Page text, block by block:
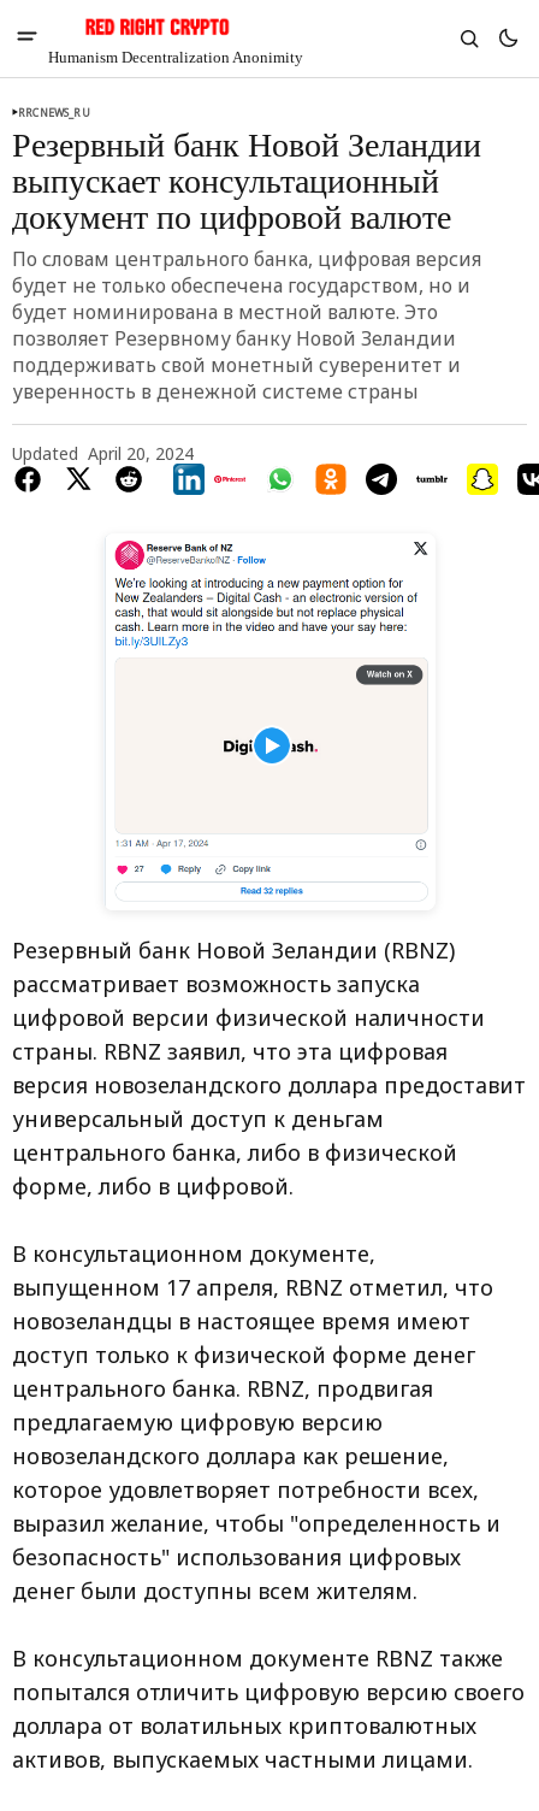
Humanism Decentralization Anonimity
Chia
$1.29
-5.08%
RRCNEWS_RU
Резервный банк Новой Зеландии
выпускает консультационный
документ по цифровой валюте
По словам центрального банка, цифровая версия
будет не только обеспечена государством, но и
будет номинирована в местной валюте. Это
позволяет Резервному банку Новой Зеландии
поддерживать свой монетный суверенитет и
уверенность в денежной системе страны
Updated April 20, 2024
Резервный банк Новой Зеландии (RBNZ)
рассматривает возможность запуска
цифровой версии физической наличности
страны. RBNZ заявил, что эта цифровая
версия новозеландского доллара предоставит
универсальный доступ к деньгам
центрального банка, либо в физической
форме, либо в цифровой.
В консультационном документе,
выпущенном 17 апреля, RBNZ отметил, что
новозеландцы в настоящее время имеют
доступ только к физической форме денег
центрального банка. RBNZ, продвигая
предлагаемую цифровую версию
новозеландского доллара как решение,
которое удовлетворяет потребности всех,
выразил желание, чтобы "определенность и
безопасность" использования цифровых
денег были доступны всем жителям.
В консультационном документе RBNZ также
попытался отличить цифровую версию своего
доллара от волатильных криптовалютных
активов, выпускаемых частными лицами.